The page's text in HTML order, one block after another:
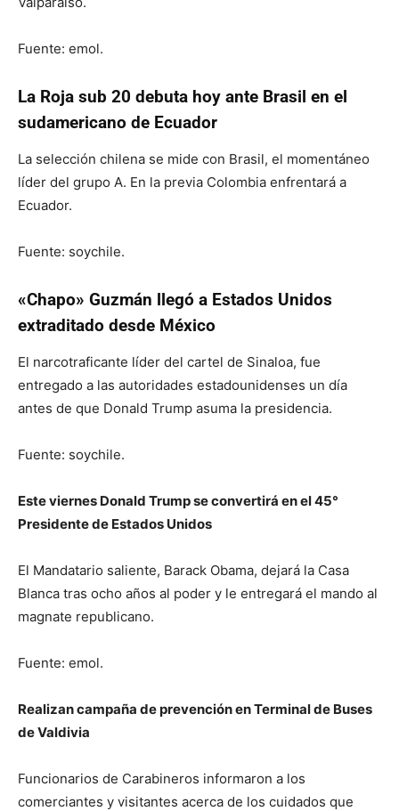
Fuente: emol.
La Roja sub 20 debuta hoy ante Brasil en el
sudamericano de Ecuador
La selección chilena se mide con Brasil, el momentáneo
líder del grupo A. En la previa Colombia enfrentará a
Ecuador.
Fuente: soychile.
«Chapo» Guzmán llegó a Estados Unidos
extraditado desde México
El narcotraficante líder del cartel de Sinaloa, fue
entregado a las autoridades estadounidenses un día
antes de que Donald Trump asuma la presidencia.
Fuente: soychile.
Este viernes Donald Trump se convertirá en el 45°
Presidente de Estados Unidos
El Mandatario saliente, Barack Obama, dejará la Casa
Blanca tras ocho años al poder y le entregará el mando al
magnate republicano.
Fuente: emol.
Realizan campaña de prevención en Terminal de Buses
de Valdivia
Funcionarios de Carabineros informaron a los
comerciantes y visitantes acerca de los cuidados que